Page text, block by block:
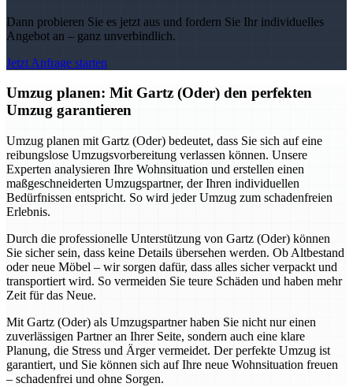
Dann probieren Sie es jetzt aus und fordern Sie Ihr individuelles
Angebot an – ganz unverbindlich.
Jetzt Anfrage starten
Umzug planen: Mit Gartz (Oder) den perfekten
Umzug garantieren
Umzug planen mit Gartz (Oder) bedeutet, dass Sie sich auf eine
reibungslose Umzugsvorbereitung verlassen können. Unsere
Experten analysieren Ihre Wohnsituation und erstellen einen
maßgeschneiderten Umzugspartner, der Ihren individuellen
Bedürfnissen entspricht. So wird jeder Umzug zum schadenfreien
Erlebnis.
Durch die professionelle Unterstützung von Gartz (Oder) können
Sie sicher sein, dass keine Details übersehen werden. Ob Altbestand
oder neue Möbel – wir sorgen dafür, dass alles sicher verpackt und
transportiert wird. So vermeiden Sie teure Schäden und haben mehr
Zeit für das Neue.
Mit Gartz (Oder) als Umzugspartner haben Sie nicht nur einen
zuverlässigen Partner an Ihrer Seite, sondern auch eine klare
Planung, die Stress und Ärger vermeidet. Der perfekte Umzug ist
garantiert, und Sie können sich auf Ihre neue Wohnsituation freuen
– schadenfrei und ohne Sorgen.